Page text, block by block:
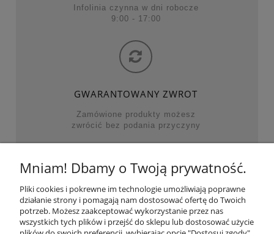
Infolinia czynna w dni robocze
9:00 - 17:00
GWARANTOWANY ZWROT
Zamówione produkty możesz
zwrócić bez podania przyczyny
NAJWAŻNIEJSZE KATEGORIE
POMOC
Mniam! Dbamy o Twoją prywatność.
Pliki cookies i pokrewne im technologie umożliwiają poprawne
działanie strony i pomagają nam dostosować ofertę do Twoich
potrzeb. Możesz zaakceptować wykorzystanie przez nas
wszystkich tych plików i przejść do sklepu lub dostosować użycie